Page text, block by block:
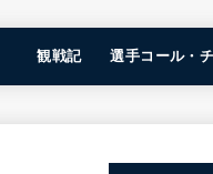
観戦記 選手コール・